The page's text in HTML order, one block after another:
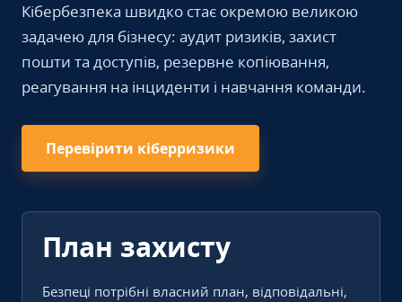
Кібербезпека швидко стає окремою великою
задачею для бізнесу: аудит ризиків, захист
пошти та доступів, резервне копіювання,
реагування на інциденти і навчання команди.
Перевірити кіберризики
План захисту
Безпеці потрібні власний план, відповідальні,